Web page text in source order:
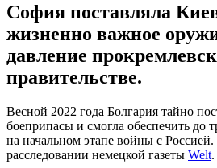
София поставляла
жизненно важное
давление
правительстве.
Весной 2022 года Болгария тайно
боеприпасы и смогла обеспечить до
на начальном этапе войны с
расследовании немецкой газеты Welt.